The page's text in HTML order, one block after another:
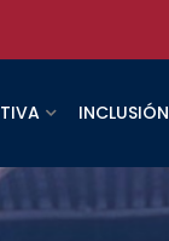
INCLUSIÓN